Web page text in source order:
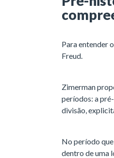
Para entender
Freud.
Zimerman
períodos: a
divisão,
No período
dentro de uma